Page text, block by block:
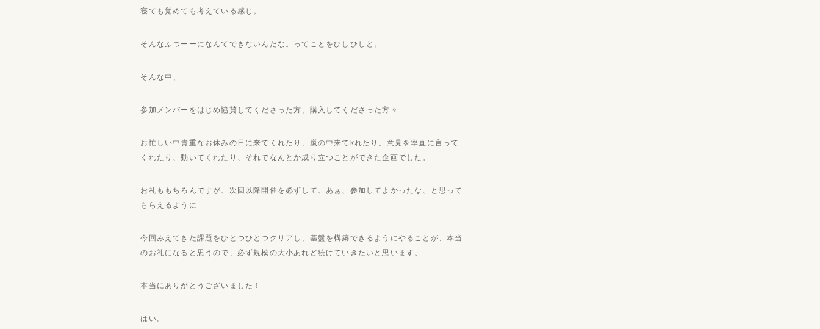
寝ても覚めても考えている感じ。
そんなふつーーになんてできないんだな。ってことをひしひしと。
そんな中、
参加メンバーをはじめ協賛してくださった方、購入してくださった方々
お忙しい中貴重なお休みの日に来てくれたり、嵐の中来てkれたり、意見を率直に言って
くれたり、動いてくれたり、それでなんとか成り立つことができた企画でした。
お礼ももちろんですが、次回以降開催を必ずして、あぁ、参加してよかったな、と思って
もらえるように
今回みえてきた課題をひとつひとつクリアし、基盤を構築できるようにやることが、本当
のお礼になると思うので、必ず規模の大小あれど続けていきたいと思います。
本当にありがとうございました！
はい。